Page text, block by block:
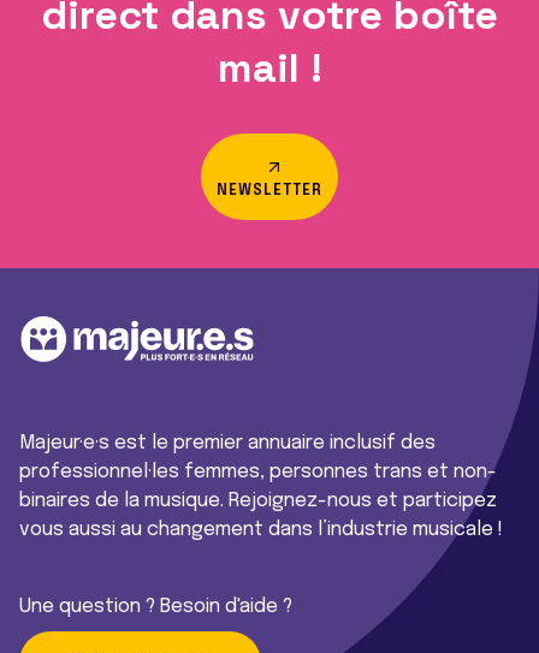
direct dans votre boîte
mail !
NEWSLETTER
Majeur·e·s est le premier annuaire inclusif des
professionnel·les femmes, personnes trans et non-
binaires de la musique. Rejoignez-nous et participez
vous aussi au changement dans l’industrie musicale !
Une question ? Besoin d'aide ?